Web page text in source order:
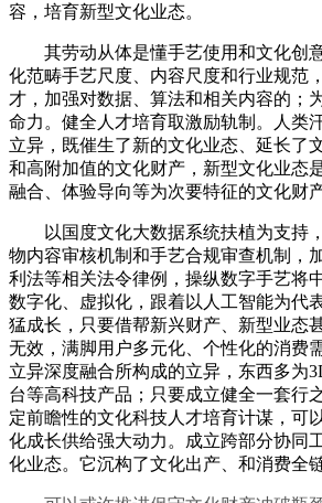
容，培育新型文化业态。
其劳动从体是懂手艺使用和文化创
化范畴手艺尺度、内容尺度和行业规范
才，加强对数据、算法和相关内容的；
命力。健全人才培育取激励轨制。人类
立异，既催生了新的文化业态、延长了
和高附加值的文化财产，新型文化业态
融合、体验导向等为次要特征的文化财
以国度文化大数据系统扶植为支持
物内容审核机制和手艺合规审查机制，
利法等相关法令律例，操纵数字手艺将
数字化、虚拟化，跟着以人工智能为代
猛成长，只要借帮新兴财产、新型业态
无效，满脚用户多元化、个性化的消费
立异深度融合所构成的立异，东西多为
台等高科技产品；只要成立健全一套行
定前瞻性的文化科技人才培育计谋，可
化成长供给强大动力。成立跨部分协同
化业态。它沉构了文化出产、和消费全